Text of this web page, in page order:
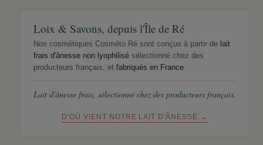
Loix & Savons, depuis l'Île de Ré
Nos cosmétiques Cosméto.Ré sont conçus à partir de lait
frais d'ânesse non lyophilisé sélectionné chez des
producteurs français, et fabriqués en France.
Lait d'ânesse frais, sélectionné chez des producteurs français.
D'OÙ VIENT NOTRE LAIT D'ÂNESSE →